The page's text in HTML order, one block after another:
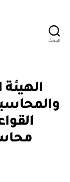
البحث
التصنيفات
ار
و